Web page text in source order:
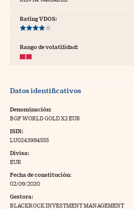
Pyme
Rating VDOS:
Rango de volatilidad:
Datos identificativos
Denominación:
BGF WORLD GOLD X2 EUR
ISIN:
LU0243984555
Divisa:
EUR
Fecha de constitución:
02/09/2020
Gestora:
BLACKROCK INVESTMENT MANAGEMENT